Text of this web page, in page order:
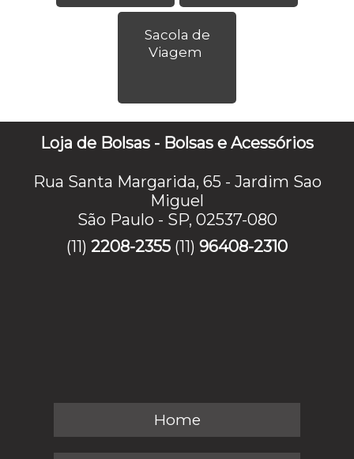
Sacola de
Viagem
Loja de Bolsas - Bolsas e Acessórios
Rua Santa Margarida, 65 - Jardim Sao
Miguel
São Paulo - SP, 02537-080
(11) 2208-2355 (11) 96408-2310
Home